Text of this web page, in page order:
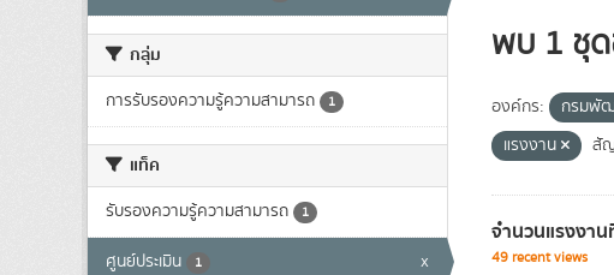
กลุ่ม
การรับรองความรู้ความสามารถ 1
แท็ค
รับรองความรู้ความสามารถ 1
ศูนย์ประเมิน 1 x
พบ 1 ชุ
องค์กร: กรมพั
แรงงาน
สั
จำนวนแรงงา
49 recent views